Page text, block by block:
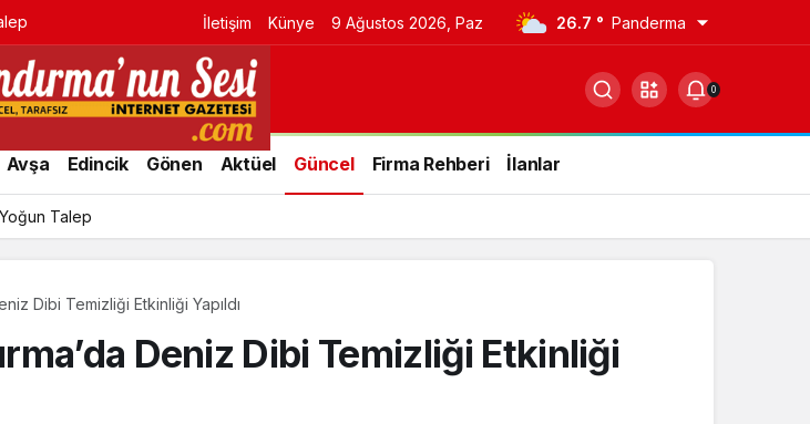
İletişim Künye 9 Ağustos 2026, Paz 26.7 ° Panderma
0
Avşa Edincik Gönen Aktüel Güncel Firma Rehberi İlanlar
Talep
Dibi Temizliği Etkinliği Yapıldı
Deniz Dibi Temizliği Etkinliği